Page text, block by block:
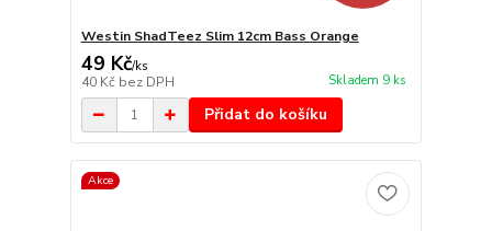
Westin ShadTeez Slim 12cm Bass Orange
49 Kč/ks
40 Kč bez DPH Skladem 9 ks
Přidat do košíku
Akce